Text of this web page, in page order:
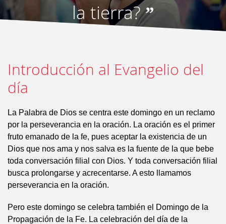
la tierra?”
Introducción al Evangelio del
día
La Palabra de Dios se centra este domingo en un reclamo
por la perseverancia en la oración. La oración es el primer
fruto emanado de la fe, pues aceptar la existencia de un
Dios que nos ama y nos salva es la fuente de la que bebe
toda conversación filial con Dios. Y toda conversación filial
busca prolongarse y acrecentarse. A esto llamamos
perseverancia en la oración.
Pero este domingo se celebra también el Domingo de la
Propagación de la Fe. La celebración del día de la